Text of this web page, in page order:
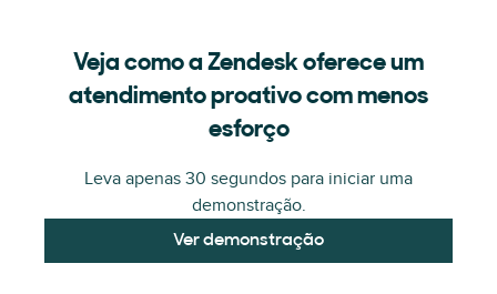
Veja como a Zendesk oferece um
atendimento proativo com menos
esforço
Leva apenas 30 segundos para iniciar uma
demonstração.
Ver demonstração